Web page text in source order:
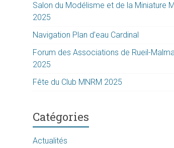
Salon du Modélisme et de la Miniature
2025
Navigation Plan d’eau Cardinal
Forum des Associations de Rueil-
2025
Fête du Club MNRM 2025
Catégories
Actualités